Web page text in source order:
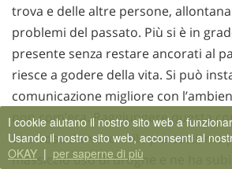
trova e delle altre persone,
problemi del passato. Più si è in
presente senza restare ancorati al
riesce a godere della vita. Si può
comunicazione migliore con
non com’era. Raggiungere questa
una cosa davvero utile per tutti, ma
massiccio uso di droghe e ne ha
I cookie aiutano il nostro sito web a
Usando il nostro sito web, acconsenti al
OKAY | per saperne di più